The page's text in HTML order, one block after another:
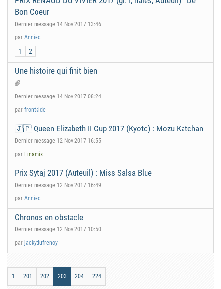
Bon Coeur
Dernier message 14 Nov 2017 13:46
par Anniec
1 2
Une histoire qui finit bien
Dernier message 14 Nov 2017 08:24
par frontside
🇯🇵 Queen Elizabeth II Cup 2017 (Kyoto) : Mozu Katchan
Dernier message 12 Nov 2017 16:55
par Linamix
Prix Sytaj 2017 (Auteuil) : Miss Salsa Blue
Dernier message 12 Nov 2017 16:49
par Anniec
Chronos en obstacle
Dernier message 12 Nov 2017 10:50
par jackydufrenoy
1 201 202 203 204 224